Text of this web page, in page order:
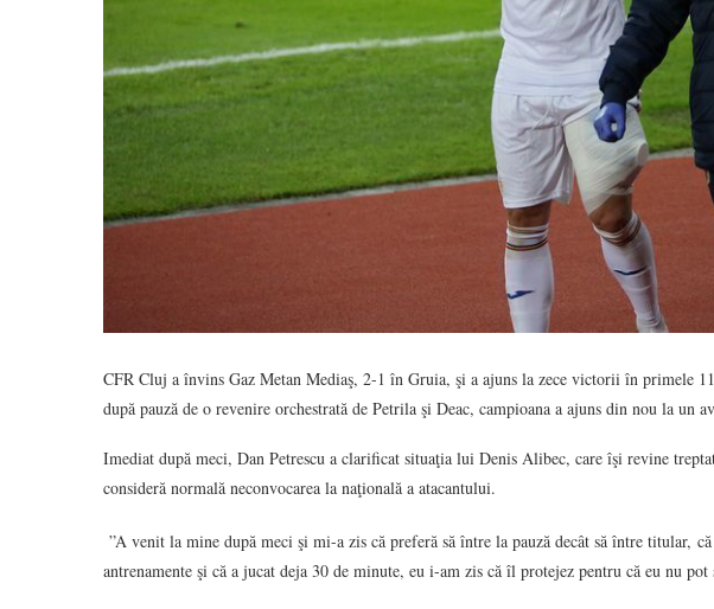
CFR Cluj a învins Gaz Metan Mediaş, 2-1 în Gruia, şi a ajuns la zece victorii în primele
după pauză de o revenire orchestrată de Petrila şi Deac, campioana a ajuns din nou la un
Imediat după meci, Dan Petrescu a clarificat situaţia lui Denis Alibec, care îşi revine
consideră normală neconvocarea la naţională a atacantului.
”A venit la mine după meci şi mi-a zis că preferă să între la pauză decât să între titular,
antrenamente şi că a jucat deja 30 de minute, eu i-am zis că îl protejez pentru că eu nu pot